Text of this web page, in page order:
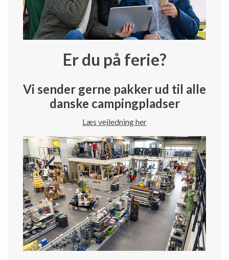
Er du på ferie?
Vi sender gerne pakker ud til alle
danske campingpladser
Læs vejledning her